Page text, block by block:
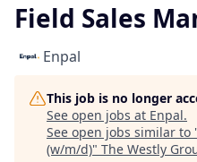
Field Sales
Enpal
This job is no longer
See open jobs at Enpal.
See open jobs similar to
(w/m/d)" The Westly